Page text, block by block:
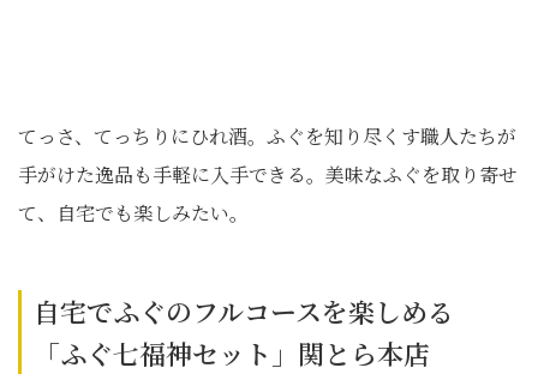
てっさ、てっちりにひれ酒。ふぐを知り尽くす職人たちが
手がけた逸品も手軽に入手できる。美味なふぐを取り寄せ
て、自宅でも楽しみたい。
自宅でふぐのフルコースを楽しめる
「ふぐ七福神セット」関とら本店